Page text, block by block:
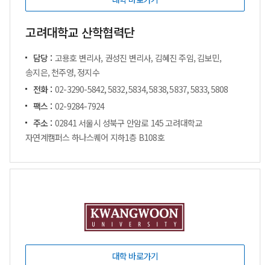
고려대학교 산학협력단
담당 : 고용호 변리사, 권성진 변리사, 김혜진 주임, 김보민,
송지은, 천주영, 정지수
전화 : 02-3290-5842, 5832, 5834, 5838, 5837, 5833, 5808
팩스 : 02-9284-7924
주소 : 02841 서울시 성북구 안암로 145 고려대학교
자연계캠퍼스 하나스퀘어 지하1층 B108호
대학 바로가기